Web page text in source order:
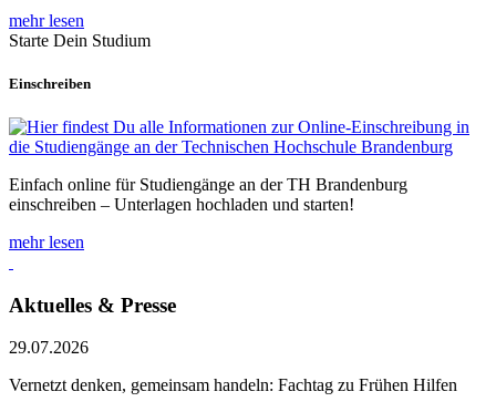
mehr lesen
Starte Dein Studium
Einschreiben
Einfach online für Studiengänge an der TH Brandenburg
einschreiben – Unterlagen hochladen und starten!
mehr lesen
Aktuelles & Presse
29.07.2026
Vernetzt denken, gemeinsam handeln: Fachtag zu Frühen Hilfen